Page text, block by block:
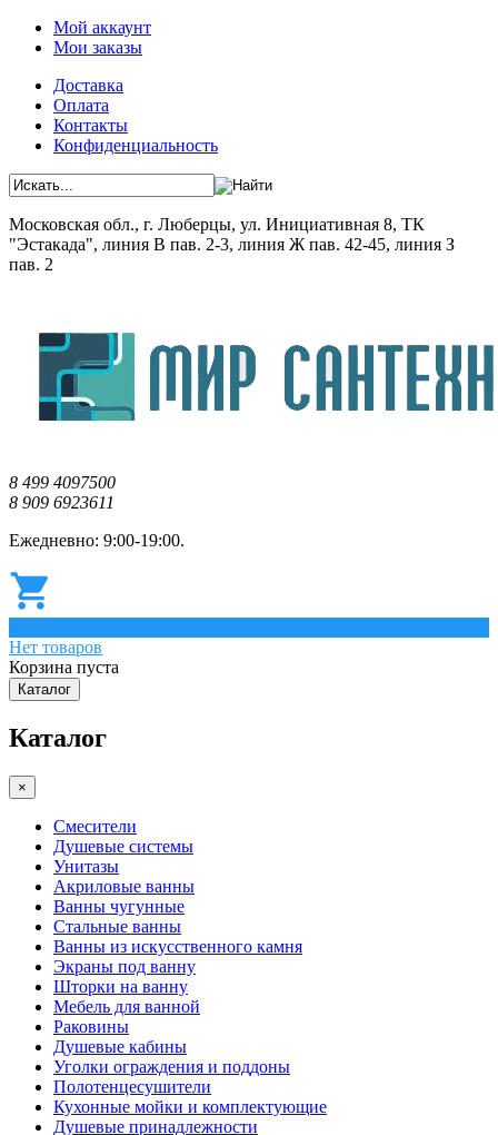
Мой аккаунт
Мои заказы
Доставка
Оплата
Контакты
Конфиденциальность
Московская обл., г. Люберцы, ул. Инициативная 8, ТК
"Эстакада", линия В пав. 2-3, линия Ж пав. 42-45, линия З
пав. 2
8 499 4097500
8 909 6923611
Ежедневно: 9:00-19:00.
Нет товаров
Корзина пуста
Каталог
Каталог
×
Смесители
Душевые системы
Унитазы
Акриловые ванны
Ванны чугунные
Стальные ванны
Ванны из искусственного камня
Экраны под ванну
Шторки на ванну
Мебель для ванной
Раковины
Душевые кабины
Уголки ограждения и поддоны
Полотенцесушители
Кухонные мойки и комплектующие
Душевые принадлежности